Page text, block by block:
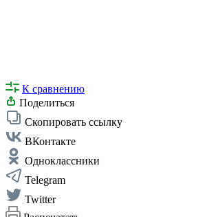
К сравнению
Поделиться
Скопировать ссылку
ВКонтакте
Одноклассники
Telegram
Twitter